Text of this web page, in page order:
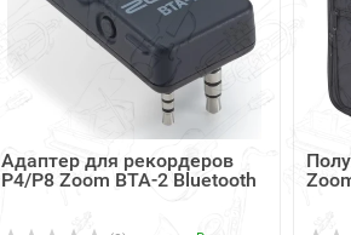
Адаптер для рекордеров
P4/P8 Zoom BTA-2 Bluetooth